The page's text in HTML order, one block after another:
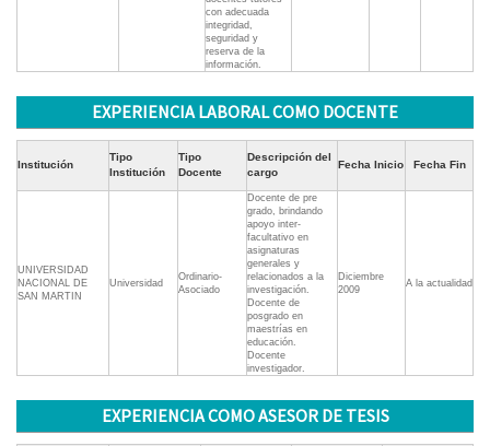
con adecuada
integridad,
seguridad y
reserva de la
información.
EXPERIENCIA LABORAL COMO DOCENTE
Institución
Tipo
Institución
Tipo
Docente
Descripción del
cargo
Fecha Inicio Fecha Fin
UNIVERSIDAD
NACIONAL DE
SAN MARTIN
Universidad
Ordinario-
Asociado
Docente de pre
grado, brindando
apoyo inter-
facultativo en
asignaturas
generales y
relacionados a la
investigación.
Docente de
posgrado en
maestrías en
educación.
Docente
investigador.
Diciembre
2009
A la actualidad
EXPERIENCIA COMO ASESOR DE TESIS